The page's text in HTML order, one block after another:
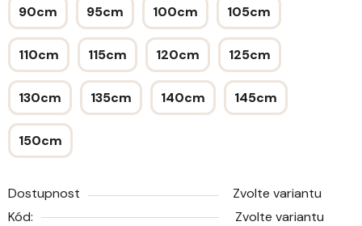
90cm 95cm 100cm 105cm
110cm 115cm 120cm 125cm
130cm 135cm 140cm 145cm
150cm
Dostupnost
Zvolte variantu
Kód:
Zvolte variantu